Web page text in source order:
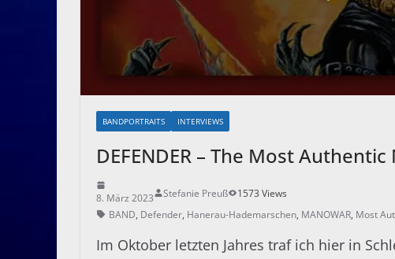
BANDPORTRAITS INTERVIEWS
DEFENDER – The Most
8. März 2023 Stefanie Preuß
1573 Views
BAND, Defender, Hanerau-Hademarschen, MANOWAR, Most
Im Oktober letzten Jahres traf ich hier in